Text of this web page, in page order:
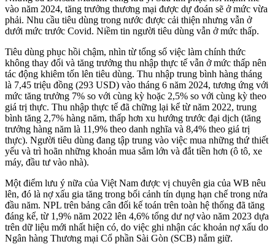
vào năm 2024, tăng trưởng thương mại được dự đoán sẽ ở mức vừa
phải. Nhu cầu tiêu dùng trong nước được cải thiện nhưng vẫn ở
dưới mức trước Covid. Niềm tin người tiêu dùng vẫn ở mức thấp.
Tiêu dùng phục hồi chậm, nhìn từ tổng số việc làm chính thức
không thay đổi và tăng trưởng thu nhập thực tế vẫn ở mức thấp nên
tác động khiêm tốn lên tiêu dùng. Thu nhập trung bình hàng tháng
là 7,45 triệu đồng (293 USD) vào tháng 6 năm 2024, tương ứng với
mức tăng trưởng 7% so với cùng kỳ hoặc 2,5% so với cùng kỳ theo
giá trị thực. Thu nhập thực tế đã chững lại kể từ năm 2022, trung
bình tăng 2,7% hàng năm, thấp hơn xu hướng trước đại dịch (tăng
trưởng hàng năm là 11,9% theo danh nghĩa và 8,4% theo giá trị
thực). Người tiêu dùng đang tập trung vào việc mua những thứ thiết
yếu và trì hoãn những khoản mua sắm lớn và đắt tiền hơn (ô tô, xe
máy, đầu tư vào nhà).
Một điểm lưu ý nữa của Việt Nam được vị chuyên gia của WB nêu
lên, đó là nợ xấu gia tăng trong bối cảnh tín dụng hạn chế trong nửa
đầu năm. NPL trên bảng cân đối kế toán trên toàn hệ thống đã tăng
đáng kể, từ 1,9% năm 2022 lên 4,6% tổng dư nợ vào năm 2023 dựa
trên dữ liệu mới nhất hiện có, do việc ghi nhận các khoản nợ xấu do
Ngân hàng Thương mại Cổ phần Sài Gòn (SCB) nắm giữ.